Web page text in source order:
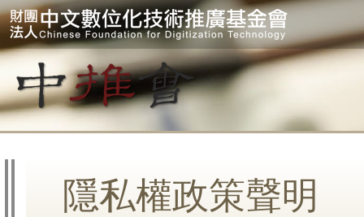
隱私權政策聲明